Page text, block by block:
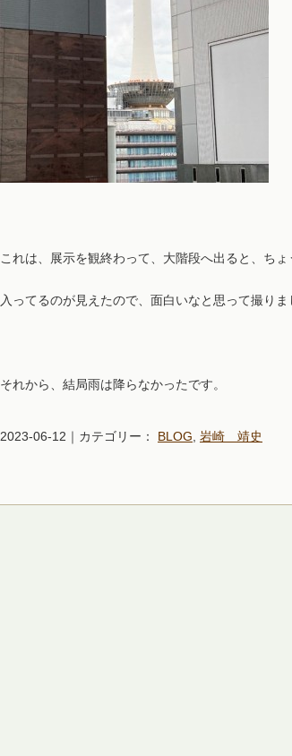
これは、展示を観終わって、大階段へ出ると、ち
入ってるのが見えたので、面白いなと思って撮り
それから、結局雨は降らなかったです。
2023-06-12｜カテゴリー： BLOG 岩崎 靖史